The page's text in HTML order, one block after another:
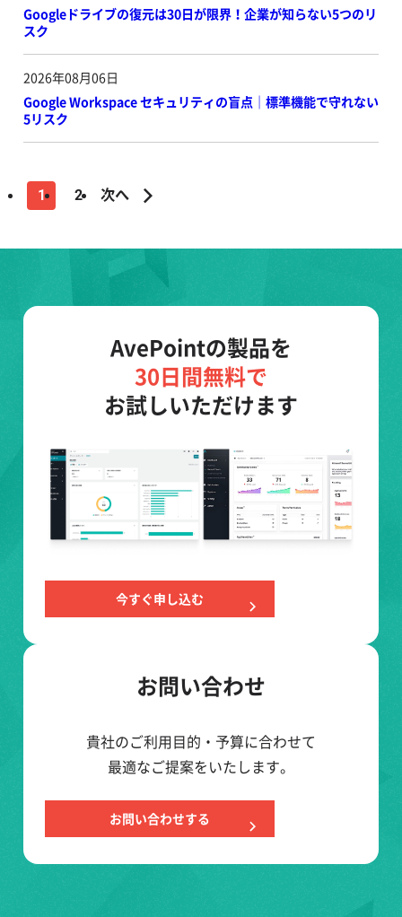
Googleドライブの復元は30日が限界！企業が知らない5つのリ
スク
2026年08月06日
Google Workspace セキュリティの盲点｜標準機能で守れない
5リスク
1 2 次へ
AvePointの製品を
30日間無料で
お試しいただけます
今すぐ申し込む
お問い合わせ
貴社のご利用目的・予算に合わせて
最適なご提案をいたします。
お問い合わせする